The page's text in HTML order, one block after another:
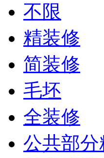
不限
精装修
简装修
毛坯
全装修
公共部分